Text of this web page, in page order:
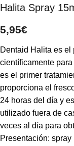
Halita Spray
5,95€
Dentaid Halita es el
científicamente
es el primer
proporciona el
24 horas del día y
utilizado fuera de
veces al día para
Presentación: